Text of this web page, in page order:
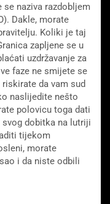
se naziva razdobljem
Dakle, morate
Koliki je taj
zapljene se u
uzdržavanje za
faze ne smijete se
da vam sud
naslijedite nešto
polovicu toga dati
dobitka na lutriji
tijekom
morate
i da niste odbili